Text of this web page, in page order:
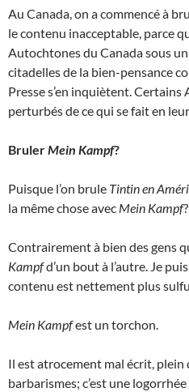
Au Canada, on a commencé à
le contenu inacceptable, parce
Autochtones du Canada sous
citadelles de la bien-pensance
Presse s’en inquiètent.
perturbés de ce qui se fait en
BrulerMein Kampf?
Puisque l’on brule Tintin en
la même chose avec Mein Kampf?
Contrairement à bien des gens
Kampfd’un bout à l’autre. Je
contenu est nettement plus
Mein Kampfest un torchon.
Il est atrocement mal écrit, plein
barbarismes; c’est une